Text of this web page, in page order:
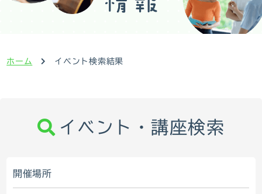
ホーム イベント検索結果
イベント・講座検索
開催場所